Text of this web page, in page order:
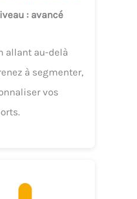
: avancé
allant au-delà
à segmenter,
vos